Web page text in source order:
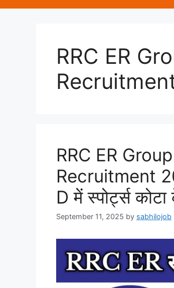
RRC ER
RRC ER
Recruitment
D में स्पोर्ट्स
September 11, 2025 by sabhilojob